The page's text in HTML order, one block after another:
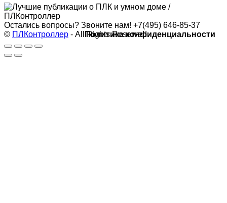
Остались вопросы? Звоните нам! +7(495) 646-85-37
© ПЛКонтроллер - All Rights Reserved
Политика конфиденциальности